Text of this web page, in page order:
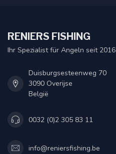
RENIERS FISHING
Ihr Spezialist für Angeln seit 2016
Duisburgsesteenweg 70
3090 Overijse
België
0032 (0)2 305 83 11
info@reniersfishing.be